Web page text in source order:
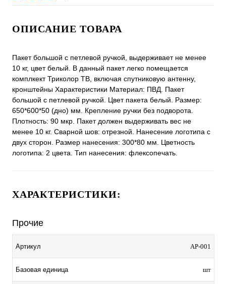
ОПИСАНИЕ ТОВАРА
Пакет большой с петлевой ручкой, выдерживает не менее
10 кг, цвет белый. В данный пакет легко помещается
комплкект Триколор ТВ, включая спутниковую антенну,
кронштейны Характеристики Материал: ПВД. Пакет
большой с петлевой ручкой. Цвет пакета белый. Размер:
650*600*50 (дно) мм. Крепление ручки без подворота.
Плотность: 90 мкр. Пакет должен выдерживать вес не
менее 10 кг. Сварной шов: отрезной. Нанесение логотипа с
двух сторон. Размер нанесения: 300*80 мм. Цветность
логотипа: 2 цвета. Тип нанесения: флексопечать.
ХАРАКТЕРИСТИКИ:
Прочие
Артикул АР-001
Базовая единица шт